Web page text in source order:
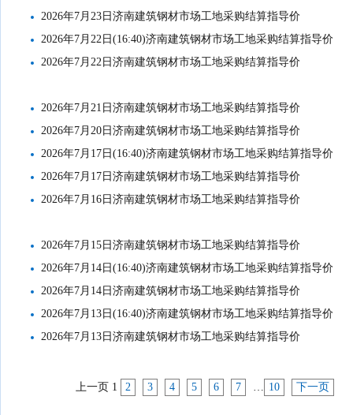
2026年7月23日济南建筑钢材市场工地采购结算指导价
2026年7月22日(16:40)济南建筑钢材市场工地采购结算指导价
2026年7月22日济南建筑钢材市场工地采购结算指导价
2026年7月21日济南建筑钢材市场工地采购结算指导价
2026年7月20日济南建筑钢材市场工地采购结算指导价
2026年7月17日(16:40)济南建筑钢材市场工地采购结算指导价
2026年7月17日济南建筑钢材市场工地采购结算指导价
2026年7月16日济南建筑钢材市场工地采购结算指导价
2026年7月15日济南建筑钢材市场工地采购结算指导价
2026年7月14日(16:40)济南建筑钢材市场工地采购结算指导价
2026年7月14日济南建筑钢材市场工地采购结算指导价
2026年7月13日(16:40)济南建筑钢材市场工地采购结算指导价
2026年7月13日济南建筑钢材市场工地采购结算指导价
上一页 1 2 3 4 5 6 7 … 10 下一页